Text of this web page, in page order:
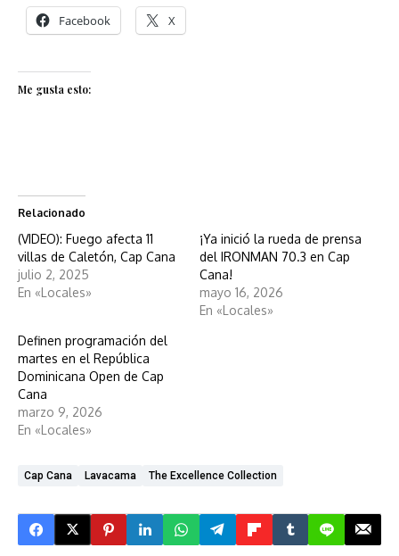
Facebook X
Me gusta esto:
Relacionado
(VIDEO): Fuego afecta 11
villas de Caletón, Cap Cana
julio 2, 2025
En «Locales»
¡Ya inició la rueda de prensa
del IRONMAN 70.3 en Cap
Cana!
mayo 16, 2026
En «Locales»
Definen programación del
martes en el República
Dominicana Open de Cap
Cana
marzo 9, 2026
En «Locales»
Cap Cana Lavacama The Excellence Collection